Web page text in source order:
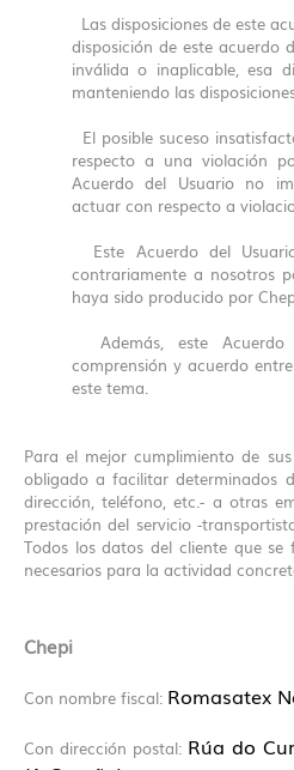
Las disposiciones de este
disposición de este acuerdo
inválida o inaplicable, esa
manteniendo las
El posible suceso
respecto a una violación
Acuerdo del Usuario no
actuar con respecto a
Este Acuerdo del
contrariamente a nosotros
haya sido producido por
Además, este
comprensión y acuerdo
este tema.
Para el mejor cumplimiento de
obligado a facilitar determinados
dirección, teléfono, etc.- a otras
prestación del servicio -
Todos los datos del cliente que
necesarios para la actividad
Chepi
Con nombre fiscal: Romasatex
Con dirección postal: Rúa do